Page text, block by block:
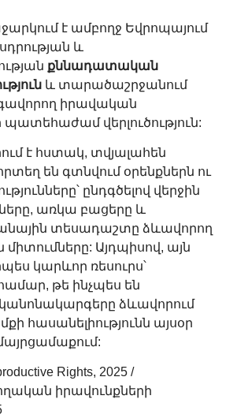
է ամբողջ Եվրոպայում
և
քննադատական
և տարածաշրջանում
իրավական
վերլուծություն:
է հստակ, տվյալահեն
են գտնվում օրենքներն ու
ընդգծելով վերջին
առկա բացերը և
տեսադաշտը ձևավորող
Այդպիսով, այն
կարևոր ռեսուրս՝
թե ինչպես են
կանոնակարգերը ձևավորում
հասանելիությունն այսօր
Rights, 2025 /
իրավունքների